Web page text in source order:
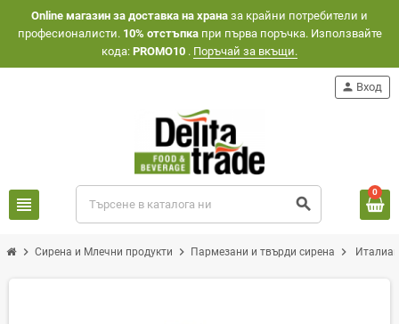
Оnline магазин за доставка на храна за крайни потребители и
професионалисти. 10% отстъпкапри първа поръчка. Използвайте
кода: PROMO10 . Поръчай за вкъщи.
view_headline search
person Вход
0
chevron_right Сирена и Млечни продукти chevron_right Пармезани и твърди сирена chevron_right